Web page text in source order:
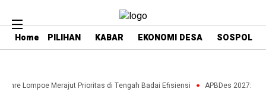
Home PILIHAN KABAR EKONOMI DESA SOSPOL
Lompoe Merajut Prioritas di Tengah Badai Efisiensi APBDes 2027: